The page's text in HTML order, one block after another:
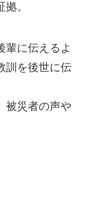
。
輩に伝えるよ
訓を後世に伝
被災者の声や